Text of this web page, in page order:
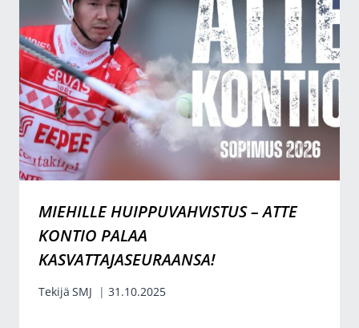
MIEHILLE HUIPPUVAHVISTUS – ATTE
KONTIO PALAA
KASVATTAJASEURAANSA!
Tekijä SMJ 31.10.2025